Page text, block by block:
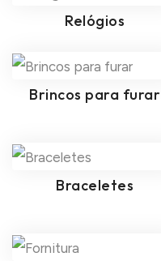
Relógios
Brincos para furar
Braceletes